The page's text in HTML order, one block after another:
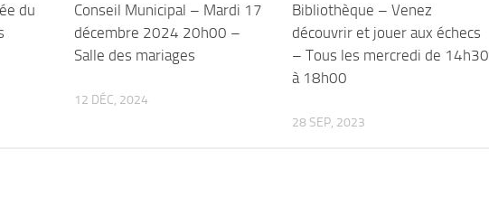
du
Conseil Municipal – Mardi 17
décembre 2024 20h00 –
Salle des mariages
12 DÉC, 2024
Bibliothèque – Venez
découvrir et jouer aux échecs
– Tous les mercredi de 14h30
à 18h00
28 SEP, 2023